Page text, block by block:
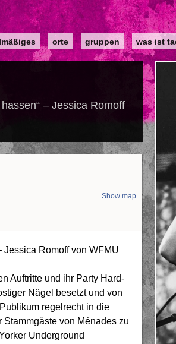
orte gruppen was ist
– Jessica Romoff
Show map
Jessica Romoff von WFMU
Auftritte und ihr Party Hard-
Nägel besetzt und von
regelrecht in die
von Ménades zu
Underground